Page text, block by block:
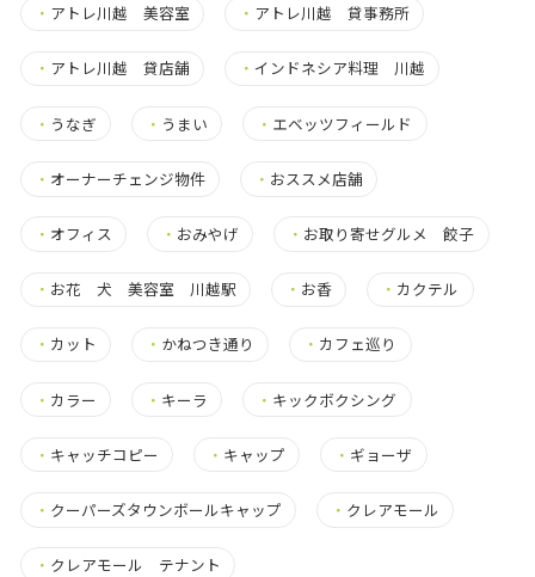
・ アトレ川越 美容室 ・ アトレ川越 貸事務所
・ アトレ川越 貸店舗 ・ インドネシア料理 川越
・ うなぎ ・ うまい ・ エベッツフィールド
・ オーナーチェンジ物件 ・ おススメ店舗
・ オフィス ・ おみやげ ・ お取り寄せグルメ 餃子
・ お花 犬 美容室 川越駅 ・ お香 ・ カクテル
・ カット ・ かねつき通り ・ カフェ巡り
・ カラー ・ キーラ ・ キックボクシング
・ キャッチコピー ・ キャップ ・ ギョーザ
・ クーパーズタウンボールキャップ ・ クレアモール
・ クレアモール テナント